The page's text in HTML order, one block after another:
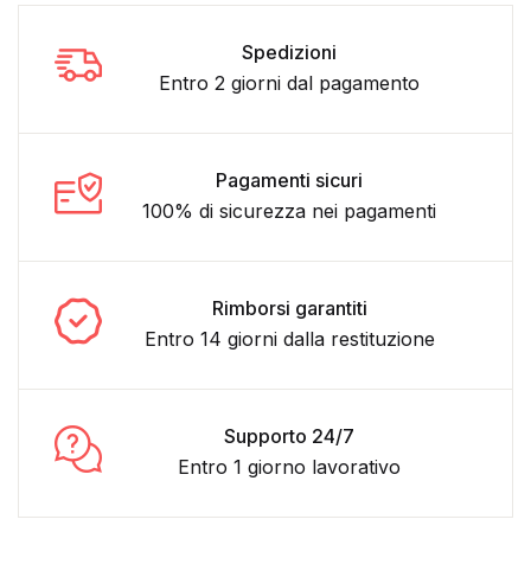
Spedizioni
Entro 2 giorni dal pagamento
Pagamenti sicuri
100% di sicurezza nei pagamenti
Rimborsi garantiti
Entro 14 giorni dalla restituzione
Supporto 24/7
Entro 1 giorno lavorativo